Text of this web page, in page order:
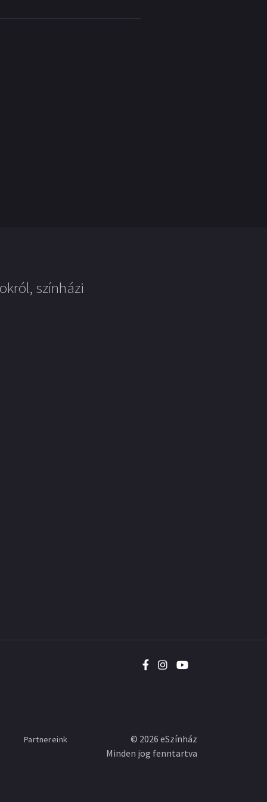
színházi
Partnereink © 2026 eSzínház
Minden jog fenntartva